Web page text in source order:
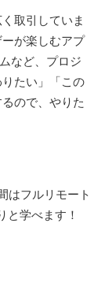
取引していま
が楽しむアプ
など、プロジ
たい」「この
ので、やりた
はフルリモート
と学べます！